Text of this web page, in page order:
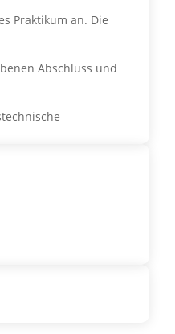
Praktikum an. Die
Abschluss und